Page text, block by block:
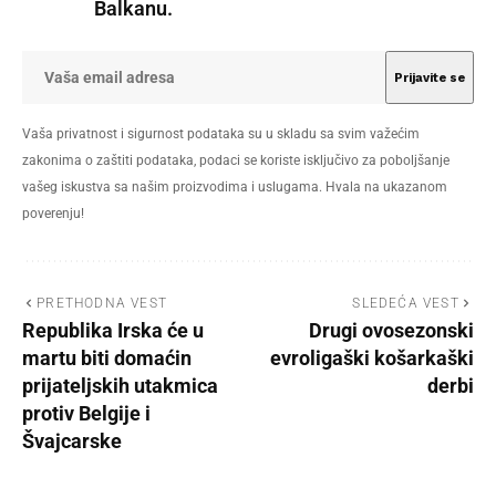
Balkanu.
Vaša privatnost i sigurnost podataka su u skladu sa svim važećim
zakonima o zaštiti podataka, podaci se koriste isključivo za poboljšanje
vašeg iskustva sa našim proizvodima i uslugama. Hvala na ukazanom
poverenju!
PRETHODNA VEST
Republika Irska će u
martu biti domaćin
prijateljskih utakmica
protiv Belgije i
Švajcarske
SLEDEĆA VEST
Drugi ovosezonski
evroligaški košarkaški
derbi